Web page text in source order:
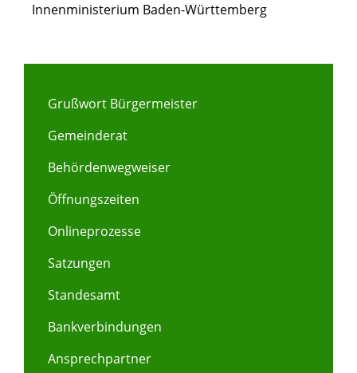
Innenministerium Baden-Württemberg
Grußwort Bürgermeister
Gemeinderat
Behördenwegweiser
Öffnungszeiten
Onlineprozesse
Satzungen
Standesamt
Bankverbindungen
Ansprechpartner